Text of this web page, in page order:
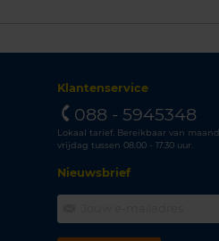
Klantenservice
088 - 5945348
Lokaal tarief. Bereikbaar van
vrijdag tussen 08.00 - 17.30 uur.
Nieuwsbrief